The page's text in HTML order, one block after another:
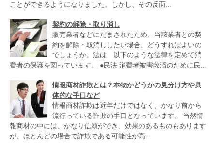
ことができるようになりました。しかし、その反面...
契約の解除・取り消し
販売業者などにだまされたため、当該業者との契
約を解除・取消ししたい場合、どうすればよいの
でしょうか。法は、以下のような法律を定めて消
費者の保護を図っています。 ●民法 消費者被害救済のために民...
情報商材詐欺とは？本物かどうかの見分け方や具
体的な手口など
情報商材詐欺は近年だけではなく、かなり前から
流行っている詐欺の手口となっています。 当然情
報商材の中には、かなり信頼ができ、効果のあるものもあります
が、ほとんどの場合で詐欺である可能性が高...